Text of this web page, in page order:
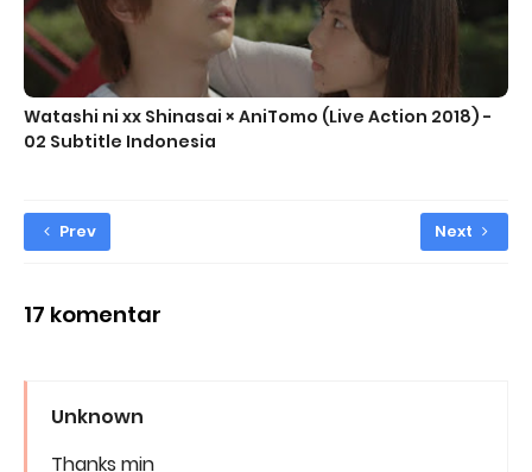
Watashi ni xx Shinasai × AniTomo (Live Action 2018) -
02 Subtitle Indonesia
Prev Next
17 komentar
Unknown
Thanks min